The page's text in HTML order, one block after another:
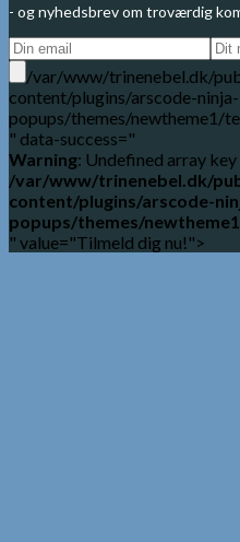
- og nyhedsbrev om troværdig
/var/www/trinenebel.dk/
content/plugins/arscode-ninja-
popups/themes/newtheme1/
" data-success="
Warning: Undefined array
/var/www/trinenebel.dk/
content/plugins/arscode-
popups/themes/
" value="Tilmeld dig nu!">